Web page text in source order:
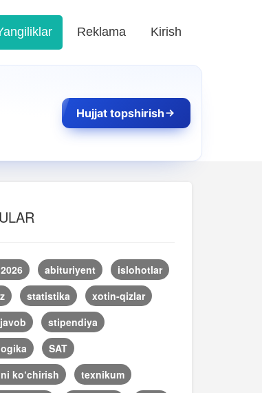
Reklama Kirish
Hujjat topshirish
abituriyent
islohotlar
statistika
xotin-qizlar
stipendiya
SAT
ko‘chirish
texnikum